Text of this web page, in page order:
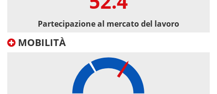
Partecipazione al mercato del lavoro
MOBILITÀ